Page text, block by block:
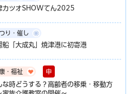
カツオSHOWてん2025
り・催し
船「大成丸」焼津港に初寄港
・福祉 申
な時どうする？高齢者の移乗・移動方